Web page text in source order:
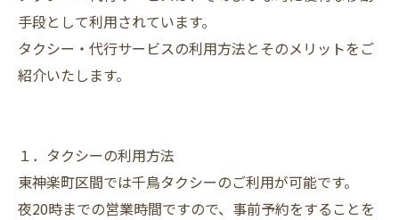
手段として利用されています。
タクシー・代行サービスの利用方法とそのメリットをご
紹介いたします。
１．タクシーの利用方法
東神楽町区間では千鳥タクシーのご利用が可能です。
夜20時までの営業時間ですので、事前予約をすることを